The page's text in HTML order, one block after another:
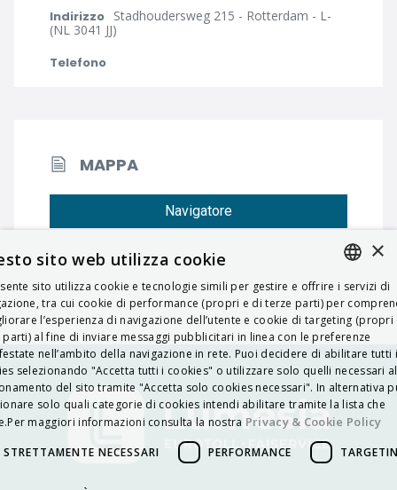
Indirizzo Stadhoudersweg 215 - Rotterdam - L-
(NL 3041 JJ)
Telefono
MAPPA
Navigatore
ITALIAN
ENGLISH
FRENCH
HUNGARIAN
DEUTSCH
POLSKI
×
sito web utilizza cookie
sito utilizza cookie e tecnologie simili per gestire e offrire i servizi di
tra cui cookie di performance (propri e di terze parti) per
l’esperienza di navigazione dell’utente e cookie di targeting (propri
parti) al fine di inviare messaggi pubblicitari in linea con le preferenze
nell’ambito della navigazione in rete. Puoi decidere di abilitare tutti i
selezionando "Accetta tutti i cookies" o utilizzare solo quelli necessari al
del sito tramite "Accetta solo cookies necessari". In alternativa
solo quali categorie di cookies intendi abilitare tramite la lista che
maggiori informazioni consulta la nostra Privacy & Cookie Policy
STRETTAMENTE NECESSARI PERFORMANCE